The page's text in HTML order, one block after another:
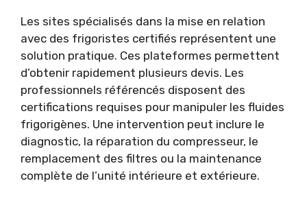
Les sites spécialisés dans la mise en relation
avec des frigoristes certifiés représentent une
solution pratique. Ces plateformes permettent
d’obtenir rapidement plusieurs devis. Les
professionnels référencés disposent des
certifications requises pour manipuler les fluides
frigorigènes. Une intervention peut inclure le
diagnostic, la réparation du compresseur, le
remplacement des filtres ou la maintenance
complète de l’unité intérieure et extérieure.